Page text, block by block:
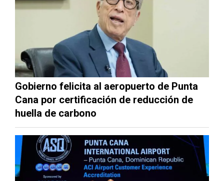
Gobierno felicita al aeropuerto de Punta
Cana por certificación de reducción de
huella de carbono